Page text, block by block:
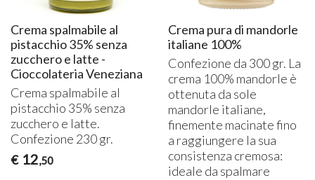
Crema spalmabile al
pistacchio 35% senza
zucchero e latte -
Cioccolateria Veneziana
Crema spalmabile al
pistacchio 35% senza
zucchero e latte.
Confezione 230 gr.
€ 12,50
Crema pura di mandorle
italiane 100%
Confezione da 300 gr. La
crema 100% mandorle è
ottenuta da sole
mandorle italiane,
finemente macinate fino
a raggiungere la sua
consistenza cremosa:
ideale da spalmare